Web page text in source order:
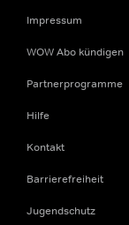
Impressum
WOW Abo kündigen
Partnerprogramme
Hilfe
Kontakt
Barrierefreiheit
Jugendschutz